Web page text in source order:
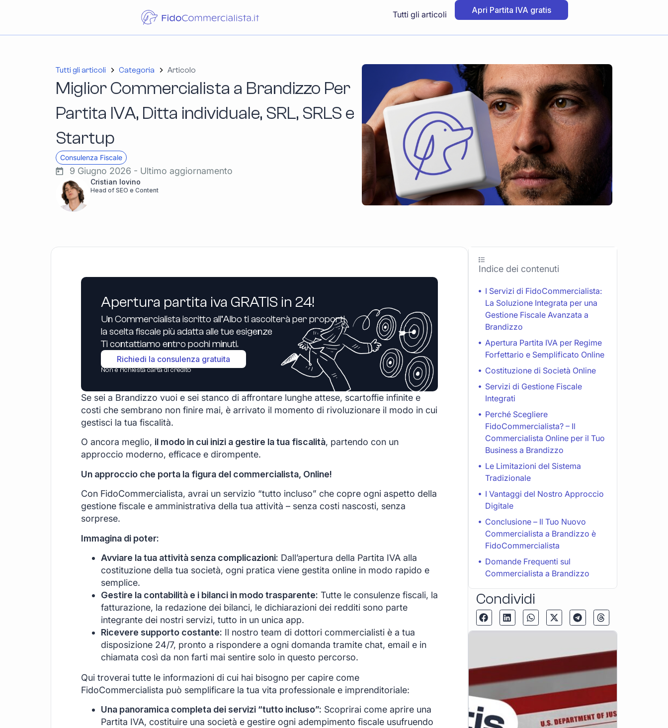
Tutti gli articoli Apri Partita IVA gratis
Tutti gli articoli Categoria Articolo
Miglior Commercialista a Brandizzo Per
Partita IVA, Ditta individuale, SRL, SRLS e
Startup
Consulenza Fiscale
9 Giugno 2026 - Ultimo aggiornamento
Cristian Iovino
Head of SEO e Content
Apertura partita iva GRATIS in 24!
Un Commercialista iscritto all’Albo ti ascolterà per proporti
la scelta fiscale più adatta alle tue esigenze
Ti contattiamo entro pochi minuti.
Richiedi la consulenza gratuita
Non è richiesta carta di credito
Se sei a Brandizzo vuoi e sei stanco di affrontare lunghe attese, scartoffie infinite e
costi che sembrano non finire mai, è arrivato il momento di rivoluzionare il modo in cui
gestisci la tua fiscalità.
O ancora meglio, il modo in cui inizi a gestire la tua fiscalità, partendo con un
approccio moderno, efficace e dirompente.
Un approccio che porta la figura del commercialista, Online!
Con FidoCommercialista, avrai un servizio “tutto incluso” che copre ogni aspetto della
gestione fiscale e amministrativa della tua attività – senza costi nascosti, senza
sorprese.
Immagina di poter:
Avviare la tua attività senza complicazioni: Dall’apertura della Partita IVA alla
costituzione della tua società, ogni pratica viene gestita online in modo rapido e
semplice.
Gestire la contabilità e i bilanci in modo trasparente: Tutte le consulenze fiscali, la
fatturazione, la redazione dei bilanci, le dichiarazioni dei redditi sono parte
integrante dei nostri servizi, tutto in un unica app.
Ricevere supporto costante: Il nostro team di dottori commercialisti è a tua
disposizione 24/7, pronto a rispondere a ogni domanda tramite chat, email e in
chiamata così da non farti mai sentire solo in questo percorso.
Qui troverai tutte le informazioni di cui hai bisogno per capire come
FidoCommercialista può semplificare la tua vita professionale e imprenditoriale:
Una panoramica completa dei servizi “tutto incluso”: Scoprirai come aprire una
Partita IVA, costituire una società e gestire ogni adempimento fiscale usufruendo
Indice dei contenuti
I Servizi di FidoCommercialista:
La Soluzione Integrata per una
Gestione Fiscale Avanzata a
Brandizzo
Apertura Partita IVA per Regime
Forfettario e Semplificato Online
Costituzione di Società Online
Servizi di Gestione Fiscale
Integrati
Perché Scegliere
FidoCommercialista? – Il
Commercialista Online per il Tuo
Business a Brandizzo
Le Limitazioni del Sistema
Tradizionale
I Vantaggi del Nostro Approccio
Digitale
Conclusione – Il Tuo Nuovo
Commercialista a Brandizzo è
FidoCommercialista
Domande Frequenti sul
Commercialista a Brandizzo
Condividi